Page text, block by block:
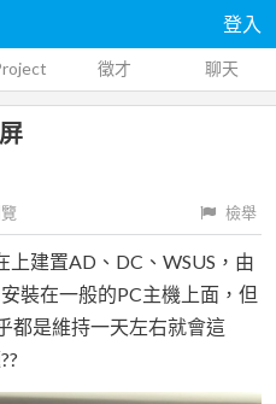
登入
徵才 聊天
檢舉
上建置AD、DC、WSUS，由
裝在一般的PC主機上面，但
都是維持一天左右就會這